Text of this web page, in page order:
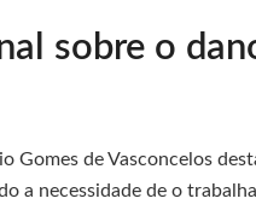
sobre o
Gomes de Vasconcelos
a necessidade de o